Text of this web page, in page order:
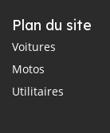
Plan du site
Voitures
Motos
Utilitaires